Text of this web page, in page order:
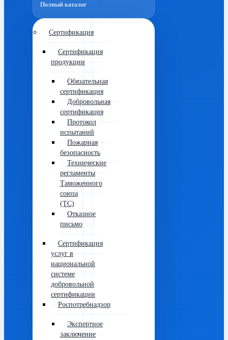
Полный каталог
Сертификация
Сертификация
продукции
Обязательная
сертификация
Добровольная
сертификация
Протокол
испытаний
Пожарная
безопасность
Технические
регламенты
Таможенного
союза
(ТС)
Отказное
письмо
Сертификация
услуг в
национальной
системе
добровольной
сертификации
Роспотребнадзор
Экспертное
заключение